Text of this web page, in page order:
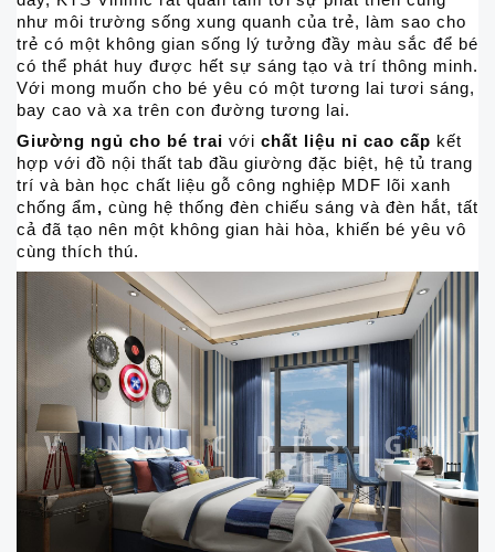
như môi trường sống xung quanh của trẻ, làm sao cho
trẻ có một không gian sống lý tưởng đầy màu sắc để bé
có thể phát huy được hết sự sáng tạo và trí thông minh.
Với mong muốn cho bé yêu có một tương lai tươi sáng,
bay cao và xa trên con đường tương lai.
Giường ngủ cho bé trai với chất liệu nỉ cao cấp kết
hợp với đồ nội thất tab đầu giường đặc biệt, hệ tủ trang
trí và bàn học chất liệu gỗ công nghiệp MDF lõi xanh
chống ẩm, cùng hệ thống đèn chiếu sáng và đèn hắt, tất
cả đã tạo nên một không gian hài hòa, khiến bé yêu vô
cùng thích thú.